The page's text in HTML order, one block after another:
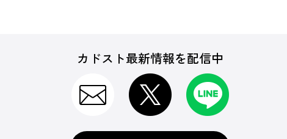
カドスト最新情報を配信中